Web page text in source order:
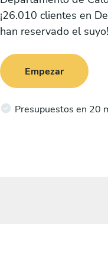
¡26.010 clientes en
han reservado el suyo!
Empezar
Presupuestos en 20